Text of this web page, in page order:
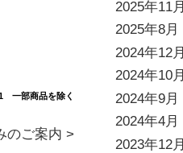
一部商品を除く
のご案内 >
2025年11月
2025年8月
2024年12月
2024年10月
2024年9月
2024年4月
2023年12月